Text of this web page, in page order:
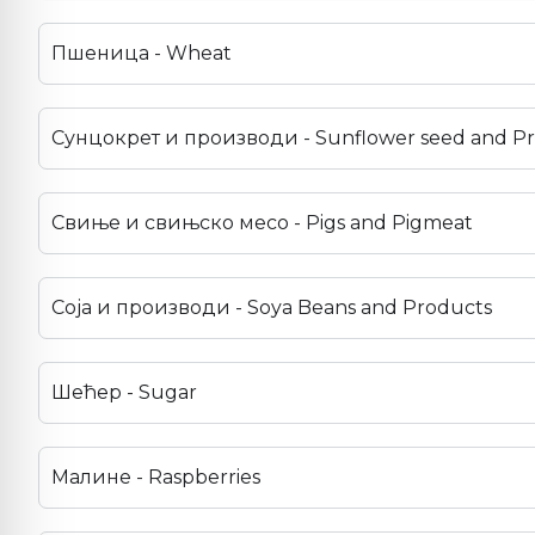
Пшеница - Wheat
Сунцокрет и производи - Sunflower seed and
Свиње и свињско месо - Pigs and Pigmeat
Соја и производи - Soya Beans and Products
Шећер - Sugar
Малине - Raspberries